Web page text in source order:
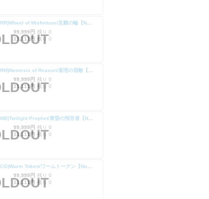
99,999円 残り 0
11,111円 残り 0
【Foil】(SLD-RM)Nemesis of Reason/道理の宿敵【No.1302】
99,999円 残り 0
11,111円 残り 0
99,999円 残り 0
11,111円 残り 0
99,999円 残り 0
11,111円 残り 0